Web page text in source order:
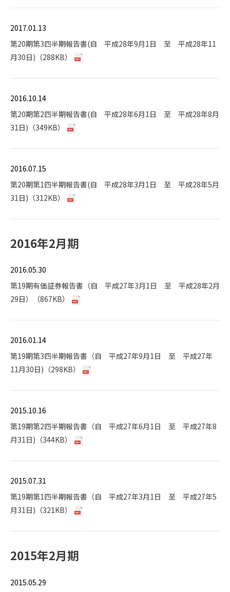
2017.01.13
第20期第3四半期報告書(自 平成28年9月1日 至 平成28年11
月30日)（288KB）
2016.10.14
第20期第2四半期報告書(自 平成28年6月1日 至 平成28年8月
31日)（349KB）
2016.07.15
第20期第1四半期報告書(自 平成28年3月1日 至 平成28年5月
31日)（312KB）
2016年2月期
2016.05.30
第19期有価証券報告書（自 平成27年3月1日 至 平成28年2月
29日）（867KB）
2016.01.14
第19期第3四半期報告書（自 平成27年9月1日 至 平成27年
11月30日)（298KB）
2015.10.16
第19期第2四半期報告書（自 平成27年6月1日 至 平成27年8
月31日)（344KB）
2015.07.31
第19期第1四半期報告書（自 平成27年3月1日 至 平成27年5
月31日)（321KB）
2015年2月期
2015.05.29